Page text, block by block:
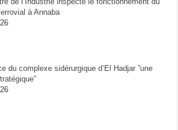
à Annaba
du complexe sidérurgique d’El Hadjar ”une